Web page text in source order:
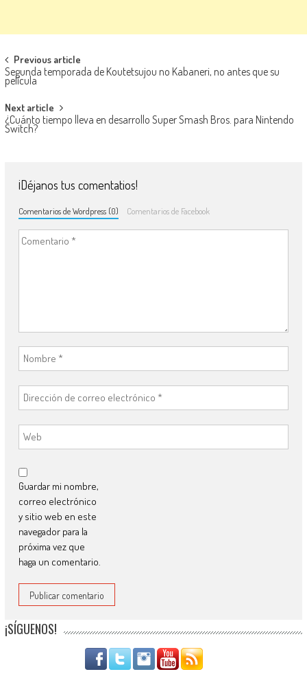
Navegación de entradas
Previous article
Segunda temporada de Koutetsujou no Kabaneri, no antes que su
película
Next article
¿Cuánto tiempo lleva en desarrollo Super Smash Bros. para Nintendo
Switch?
¡Déjanos tus comentatios!
Comentarios de Wordpress (0) Comentarios de Facebook
Guardar mi nombre,
correo electrónico
y sitio web en este
navegador para la
próxima vez que
haga un comentario.
¡SÍGUENOS!